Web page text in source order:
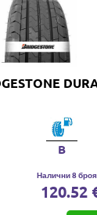
B
Налични 8 броя
120.52